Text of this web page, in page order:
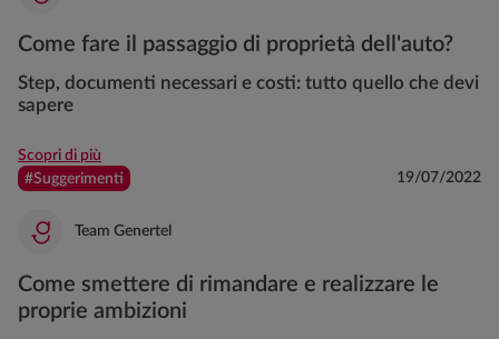
Come fare il passaggio di proprietà dell'auto?
Step, documenti necessari e costi: tutto quello che devi
sapere
Scopri di più
#Suggerimenti
19/07/2022
Team Genertel
Come smettere di rimandare e realizzare le
proprie ambizioni